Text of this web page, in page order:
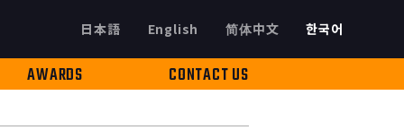
日本語 한국어
English 简体中文
AWARDS CONTACT US